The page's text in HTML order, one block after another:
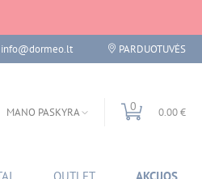
info@dormeo.lt PARDUOTUVĖS
MANO PASKYRA 0 0.00 €